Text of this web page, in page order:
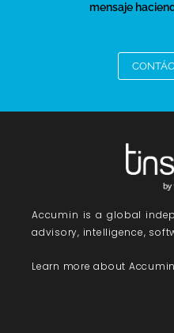
mensaje
Accumin is a global
advisory, intelligence,
Learn more about Accumin